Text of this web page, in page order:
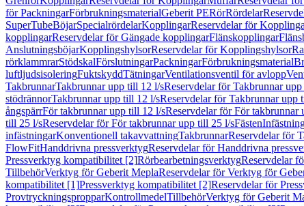
för PackningarFörbrukningsmaterialGeberit PERörRördelar
SuperTubeBöjarSpecialrördelarKopplingarReservdelar för
kopplingarReservdelar för Gängade kopplingarFlänskopplingar
AnslutningsböjarKopplingshylsorReservdelar för Kopplingshylsor
rörklammrarStödskalFörslutningarPackningarFörbrukningsmaterial
luftljudsisoleringFuktskyddTätningarVentilationsventil för avlopp
TakbrunnarTakbrunnar upp till 12 l/sReservdelar för Takbrunnar
stödrännorTakbrunnar upp till 12 l/sReservdelar för Takbrunnar upp
ångspärrFör takbrunnar upp till 12 l/sReservdelar för För takbrunnar
till 25 l/sReservdelar för För takbrunnar upp till 25 l/sFästen
infästningarKonventionell takavvattningTakbrunnarReservdelar för
FlowFitHanddrivna pressverktygReservdelar för Handdrivna
Pressverktyg kompatibilitet [2]RörbearbetningsverktygReservdelar
TillbehörVerktyg för Geberit MeplaReservdelar för Verktyg för
kompatibilitet [1]Pressverktyg kompatibilitet [2]Reservdelar för
ProvtryckningspropparKontrollmedelTillbehörVerktyg för Geberit